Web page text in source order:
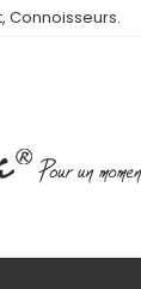
Connoisseurs.